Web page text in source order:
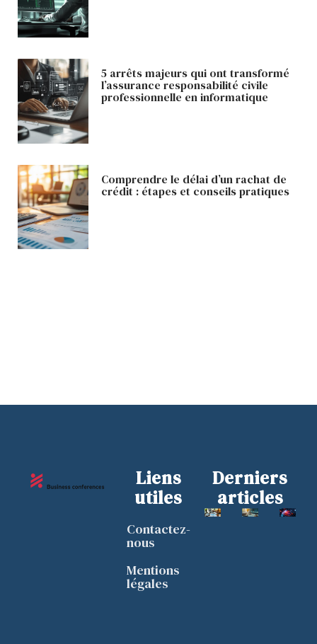
5 arrêts majeurs qui ont transformé
l’assurance responsabilité civile
professionnelle en informatique
Comprendre le délai d’un rachat de
crédit : étapes et conseils pratiques
Liens
utiles
Contactez-
nous
Mentions
légales
Derniers
articles